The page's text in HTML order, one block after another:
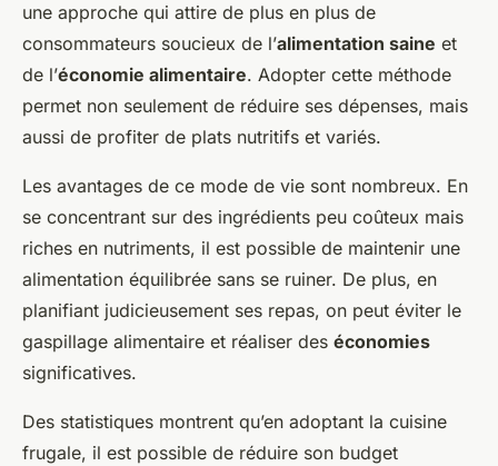
une approche qui attire de plus en plus de
consommateurs soucieux de l’alimentation saine et
de l’économie alimentaire. Adopter cette méthode
permet non seulement de réduire ses dépenses, mais
aussi de profiter de plats nutritifs et variés.
Les avantages de ce mode de vie sont nombreux. En
se concentrant sur des ingrédients peu coûteux mais
riches en nutriments, il est possible de maintenir une
alimentation équilibrée sans se ruiner. De plus, en
planifiant judicieusement ses repas, on peut éviter le
gaspillage alimentaire et réaliser des économies
significatives.
Des statistiques montrent qu’en adoptant la cuisine
frugale, il est possible de réduire son budget